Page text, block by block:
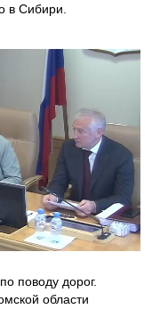
в Сибири.
поводу дорог.
области